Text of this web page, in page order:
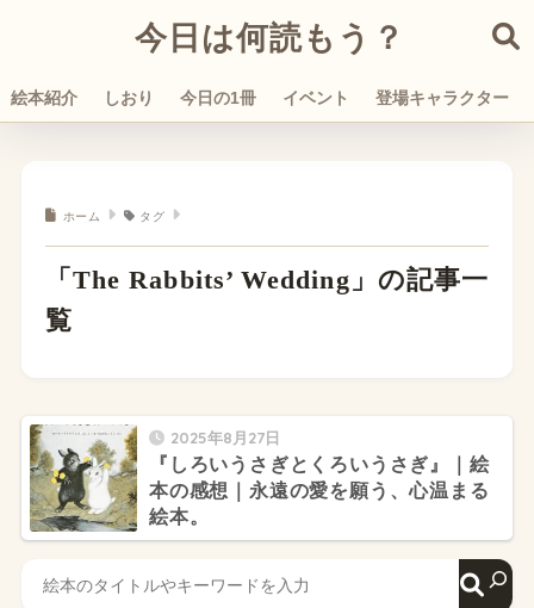
今日は何読もう？
絵本紹介 しおり 今日の1冊 イベント 登場キャラクター
ホーム タグ
「The Rabbits’ Wedding」の記事一
覧
2025年8月27日
『しろいうさぎとくろいうさぎ』｜絵
本の感想｜永遠の愛を願う、心温まる
絵本。